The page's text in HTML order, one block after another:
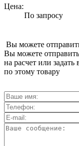
Цена:
По запросу
Вы можете
Вы можете
на расчет или задать
по этому товару